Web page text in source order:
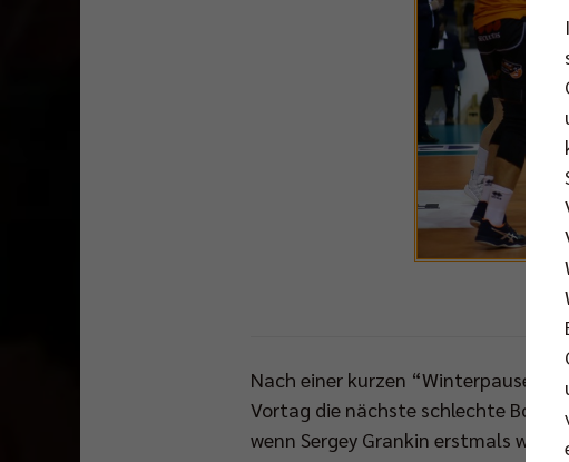
Nach einer kurzen “Winterpause“
Vortag die nächste schlechte
wenn Sergey Grankin erstmals